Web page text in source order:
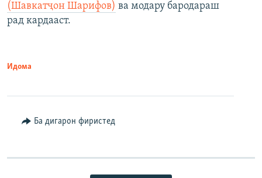
(Шавкатҷон Шарифов) ва модару бародараш
рад кардааст.
Идома
Ба дигарон фиристед